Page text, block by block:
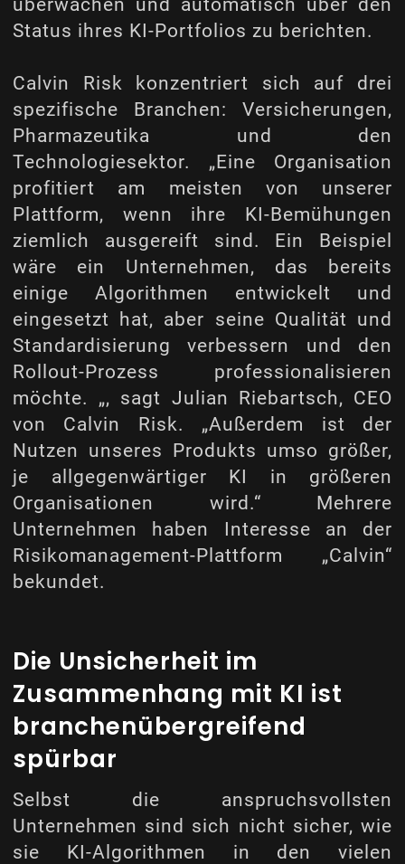
überwachen und automatisch über den
Status ihres KI-Portfolios zu berichten.
Calvin Risk konzentriert sich auf drei
spezifische Branchen: Versicherungen,
Pharmazeutika und den
Technologiesektor. „Eine Organisation
profitiert am meisten von unserer
Plattform, wenn ihre KI-Bemühungen
ziemlich ausgereift sind. Ein Beispiel
wäre ein Unternehmen, das bereits
einige Algorithmen entwickelt und
eingesetzt hat, aber seine Qualität und
Standardisierung verbessern und den
Rollout-Prozess professionalisieren
möchte. „, sagt Julian Riebartsch, CEO
von Calvin Risk. „Außerdem ist der
Nutzen unseres Produkts umso größer,
je allgegenwärtiger KI in größeren
Organisationen wird.“ Mehrere
Unternehmen haben Interesse an der
Risikomanagement-Plattform „Calvin“
bekundet.
Die Unsicherheit im
Zusammenhang mit KI ist
branchenübergreifend
spürbar
Selbst die anspruchsvollsten
Unternehmen sind sich nicht sicher, wie
sie KI-Algorithmen in den vielen